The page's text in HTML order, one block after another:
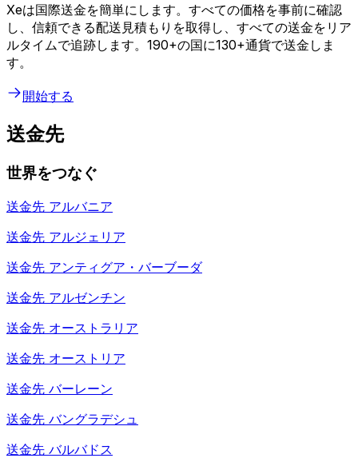
Xeは国際送金を簡単にします。すべての価格を事前に確認
し、信頼できる配送見積もりを取得し、すべての送金をリア
ルタイムで追跡します。190+の国に130+通貨で送金しま
す。
開始する
送金先
世界をつなぐ
送金先 アルバニア
送金先 アルジェリア
送金先 アンティグア・バーブーダ
送金先 アルゼンチン
送金先 オーストラリア
送金先 オーストリア
送金先 バーレーン
送金先 バングラデシュ
送金先 バルバドス